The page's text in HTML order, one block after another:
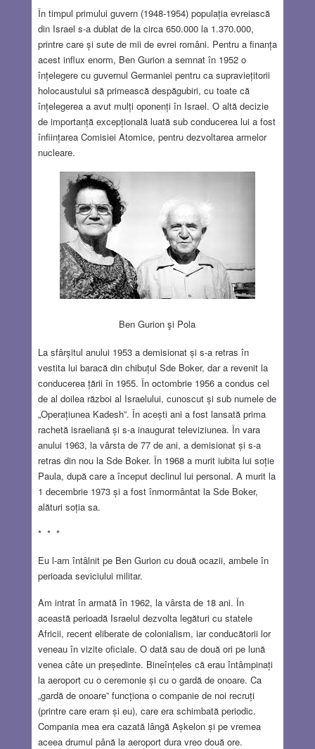
În timpul primului guvern (1948-1954) populația evreiască
din Israel s-a dublat de la circa 650.000 la 1.370.000,
printre care și sute de mii de evrei români. Pentru a finanța
acest influx enorm, Ben Gurion a semnat în 1952 o
înțelegere cu guvernul Germaniei pentru ca supraviețitorii
holocaustului să primească despăgubiri, cu toate că
înțelegerea a avut mulți oponenți în Israel. O altă decizie
de importanță excepțională luată sub conducerea lui a fost
înființarea Comisiei Atomice, pentru dezvoltarea armelor
nucleare.
Ben Gurion şi Pola
La sfârșitul anului 1953 a demisionat și s-a retras în
vestita lui baracă din chibuțul Sde Boker, dar a revenit la
conducerea țării în 1955. În octombrie 1956 a condus cel
de al doilea război al Israelului, cunoscut și sub numele de
„Operațiunea Kadesh”. În acești ani a fost lansată prima
rachetă israeliană și s-a inaugurat televiziunea. În vara
anului 1963, la vârsta de 77 de ani, a demisionat și s-a
retras din nou la Sde Boker. În 1968 a murit iubita lui soție
Paula, după care a început declinul lui personal. A murit la
1 decembrie 1973 și a fost înmormântat la Sde Boker,
alături soția sa.
* * *
Eu l-am întâlnit pe Ben Gurion cu două ocazii, ambele în
perioada seviciului militar.
Am intrat în armată în 1962, la vârsta de 18 ani. În
această perioadă Israelul dezvolta legături cu statele
Africii, recent eliberate de colonialism, iar conducătorii lor
veneau în vizite oficiale. O dată sau de două ori pe lună
venea câte un președinte. Bineînțeles că erau întâmpinați
la aeroport cu o ceremonie și cu o gardă de onoare. Ca
„gardă de onoare” funcționa o companie de noi recruți
(printre care eram și eu), care era schimbată periodic.
Compania mea era cazată lângă Așkelon și pe vremea
aceea drumul până la aeroport dura vreo două ore.